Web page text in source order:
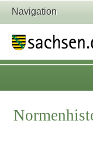
Navigation